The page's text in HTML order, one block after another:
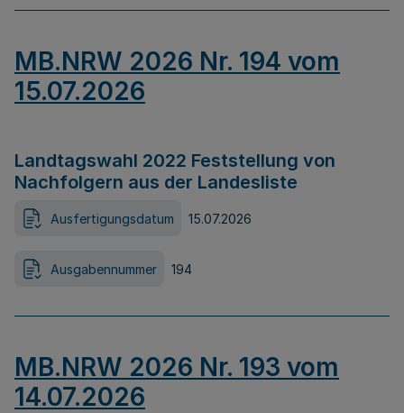
MB.NRW 2026 Nr. 194 vom
15.07.2026
Landtagswahl 2022 Feststellung von
Nachfolgern aus der Landesliste
Ausfertigungsdatum 15.07.2026
Ausgabennummer 194
MB.NRW 2026 Nr. 193 vom
14.07.2026